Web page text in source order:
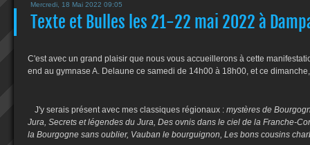
Mercredi, 18 Mai 2022 09:05
Texte et Bulles les 21-22 mai 2022 à
C'est avec un grand plaisir que nous vous accueillerons à cette
end au gymnase A. Delaune ce samedi de 14h00 à 18h00, et ce
J'y serais présent avec mes classiques régionaux : mystères de
Jura, Secrets et légendes du Jura, Des ovnis dans le ciel de la Franche-
la Bourgogne sans oublier, Vauban le bourguignon, Les bons cousins